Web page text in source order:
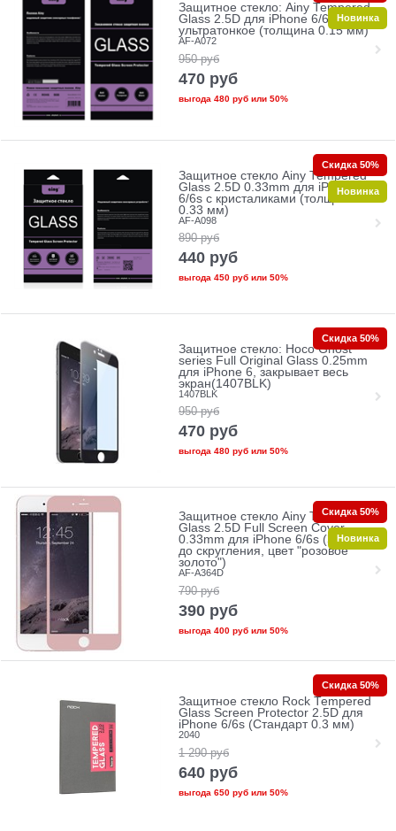
Защитное стекло: Ainy Tempered
Glass 2.5D для iPhone 6/6s
ультратонкое (толщина 0.15 мм)
AF-A072
950 руб
470 руб
выгода 480 рубили 50%
Новинка
Защитное стекло Ainy Tempered
Glass 2.5D 0.33mm для iPhone
6/6s с кристаликами (толщина
0.33 мм)
AF-A098
890 руб
440 руб
выгода 450 рубили 50%
Скидка 50%
Новинка
Защитное стекло: Hoco Ghost
series Full Original Glass 0.25mm
для iPhone 6, закрывает весь
экран(1407BLK)
1407BLK
950 руб
470 руб
выгода 480 рубили 50%
Скидка 50%
Защитное стекло Ainy Tempered
Glass 2.5D Full Screen Cover
0.33mm для iPhone 6/6s (Защита
до скругления, цвет "розовое
золото")
AF-A364D
790 руб
390 руб
выгода 400 рубили 50%
Скидка 50%
Новинка
Защитное стекло Rock Tempered
Glass Screen Protector 2.5D для
iPhone 6/6s (Стандарт 0.3 мм)
2040
1 290 руб
640 руб
выгода 650 рубили 50%
Скидка 50%